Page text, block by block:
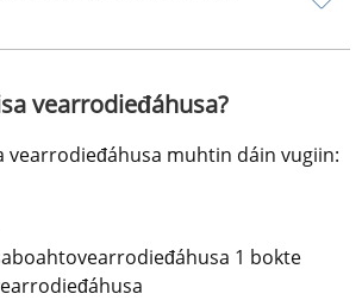
vearrodieđáhusa?
vearrodieđáhusa muhtin dáin vugiin:
1 bokte